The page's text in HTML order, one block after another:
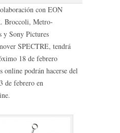
con EON
Broccoli, Metro-
y Sony Pictures
SPECTRE, tendrá
18 de febrero
online podrán hacerse del
de febrero en